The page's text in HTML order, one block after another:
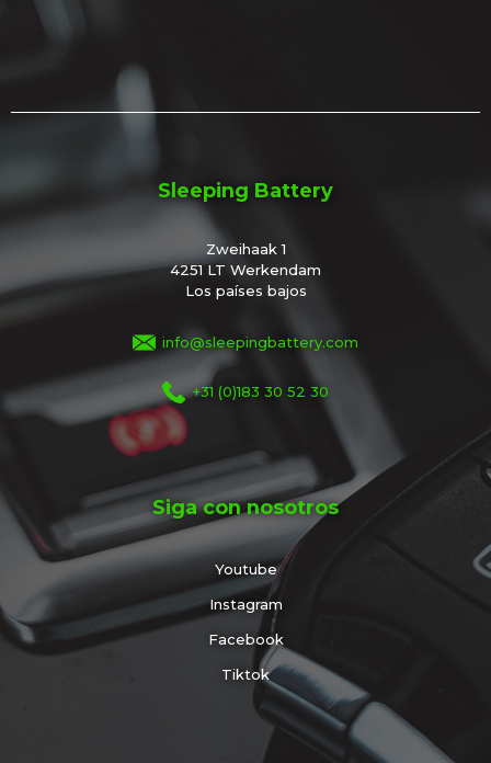
Sleeping Battery
Zweihaak 1
4251 LT Werkendam
Los países bajos
info@sleepingbattery.com
+31 (0)183 30 52 30
Siga con nosotros
Youtube
Instagram
Facebook
Tiktok